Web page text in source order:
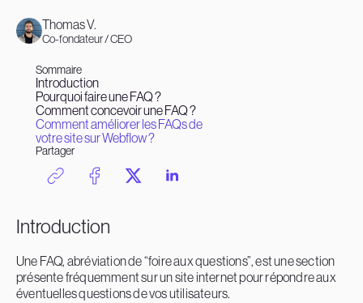
Thomas V.
Co-fondateur / CEO
Sommaire
Introduction
Pourquoi faire une FAQ ?
Comment concevoir une FAQ ?
Comment améliorer les FAQs de
votre site sur Webflow ?
Partager
Introduction
Une FAQ, abréviation de “foire aux questions”, est une section
présente fréquemment sur un site internet pour répondre aux
éventuelles questions de vos utilisateurs.